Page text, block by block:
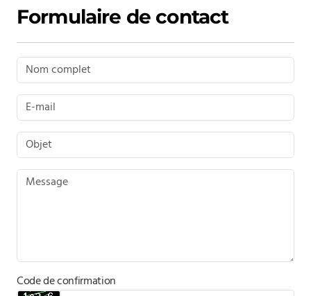
Formulaire de contact
Code de confirmation